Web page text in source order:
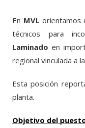
En MVLorientamos
técnicos para
Laminado en
regional vinculada a
Esta posición
planta.
Objetivo del